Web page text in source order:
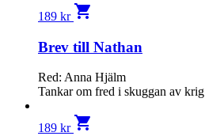
189 kr shopping_cart
Brev till Nathan
Red: Anna Hjälm
Tankar om fred i skuggan av krig
189 kr shopping_cart